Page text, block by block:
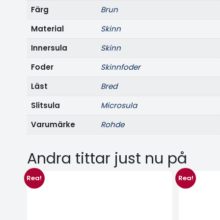
Färg
brun
Material
skinn
Innersula
skinn
Foder
skinnfoder
Läst
bred
Slitsula
microsula
Varumärke
rohde
Andra tittar just nu på
Rea! Rea!